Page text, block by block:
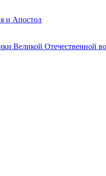
и Апостол
Великой Отечественной